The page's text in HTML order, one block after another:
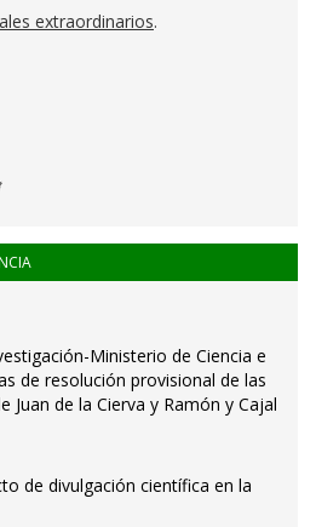
extraordinarios.
Ministerio de Ciencia e
de resolución provisional de las
Juan de la Cierva y Ramón y Cajal
de divulgación científica en la